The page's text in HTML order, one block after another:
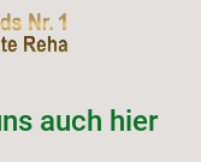
auch hier